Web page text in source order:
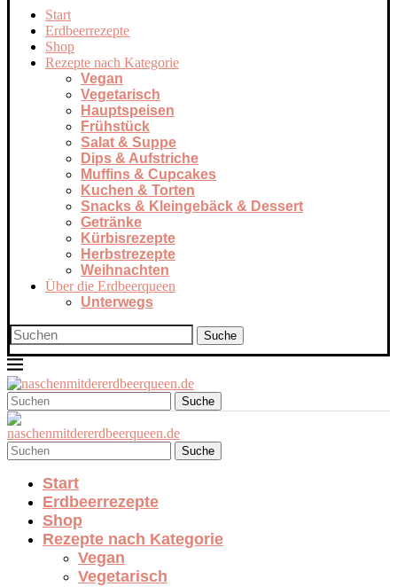
Start
Erdbeerrezepte
Shop
Rezepte nach Kategorie
Vegan
Vegetarisch
Hauptspeisen
Frühstück
Salat & Suppe
Dips & Aufstriche
Muffins & Cupcakes
Kuchen & Torten
Snacks & Kleingebäck & Dessert
Getränke
Kürbisrezepte
Herbstrezepte
Weihnachten
Über die Erdbeerqueen
Unterwegs
Suche
Suche
Suche
Start
Erdbeerrezepte
Shop
Rezepte nach Kategorie
Vegan
Vegetarisch